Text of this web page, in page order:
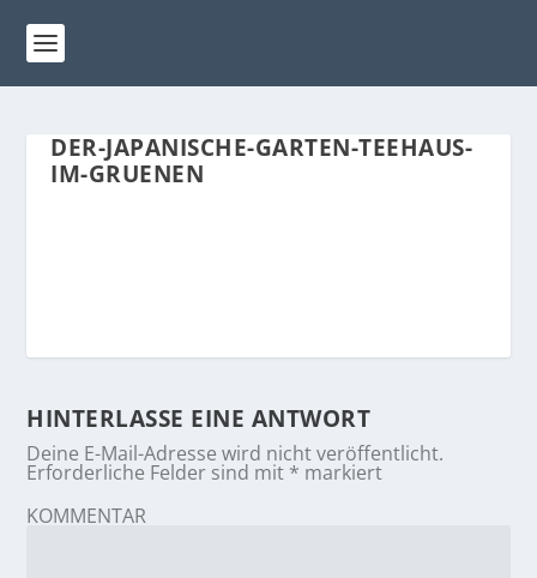
DER-JAPANISCHE-GARTEN-TEEHAUS-
IM-GRUENEN
HINTERLASSE EINE ANTWORT
Deine E-Mail-Adresse wird nicht veröffentlicht.
Erforderliche Felder sind mit * markiert
KOMMENTAR